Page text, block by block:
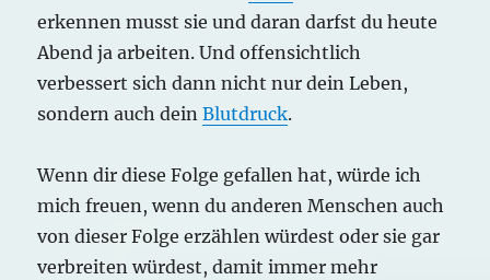
erkennen musst sie und daran darfst du heute
Abend ja arbeiten. Und offensichtlich
verbessert sich dann nicht nur dein Leben,
sondern auch deinBlutdruck.
Wenn dir diese Folge gefallen hat, würde ich
mich freuen, wenn du anderen Menschen auch
von dieser Folge erzählen würdest oder sie gar
verbreiten würdest, damit immer mehr